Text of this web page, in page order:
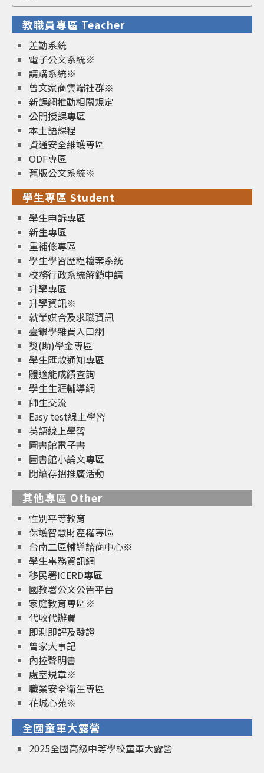
for:
教職員專區 Teacher
差勤系統
電子公文系統※
請購系統※
曾文家商雲端社群※
新課綱推動相關規定
公開授課專區
本土語課程
資通安全維護專區
ODF專區
舊版公文系統※
學生專區 Student
學生申訴專區
新生專區
重補修專區
學生學習歷程檔案系統
校務行政系統解鎖申請
升學專區
升學資訊※
就業媒合及求職資訊
臺銀學雜費入口網
獎(助)學金專區
學生匯款通知專區
體適能成績查詢
學生生涯輔導網
師生交流
Easy test線上學習
英語線上學習
圖書館電子書
圖書館小論文專區
閱讀存摺推廣活動
其他專區 Other
性別平等教育
保護智慧財產權專區
台南二區輔導諮商中心※
學生事務資訊網
移民署ICERD專區
國教署公文公告平台
家庭教育專區※
代收代辦費
即測即評及發證
曾家大事記
內控聲明書
處室規章※
職業安全衛生專區
花城心苑※
全國童軍大露營
2025全國高級中等學校童軍大露營